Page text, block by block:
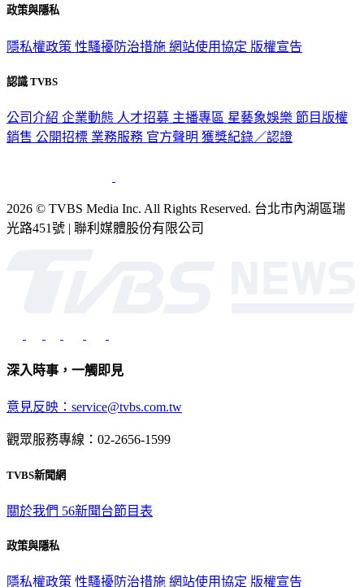
政策與隱私
隱私權政策 性騷擾防治措施 網站使用協定 版權宣告
認識 TVBS
公司介紹 企業動態 人才招募 主播專區 星藝象娛樂 節目版權
銷售 公開招標 業務服務 官方聲明 獲獎紀錄／認證
2026 © TVBS Media Inc. All Rights Reserved. 台北市內湖區瑞
光路451號 | 聯利媒體股份有限公司
深入時事，一觸即見
意見反映：service@tvbs.com.tw
觀眾服務專線：02-2656-1599
TVBS新聞網
關於我們 56新聞台節目表
政策與隱私
隱私權政策 性騷擾防治措施 網站使用協定 版權宣告